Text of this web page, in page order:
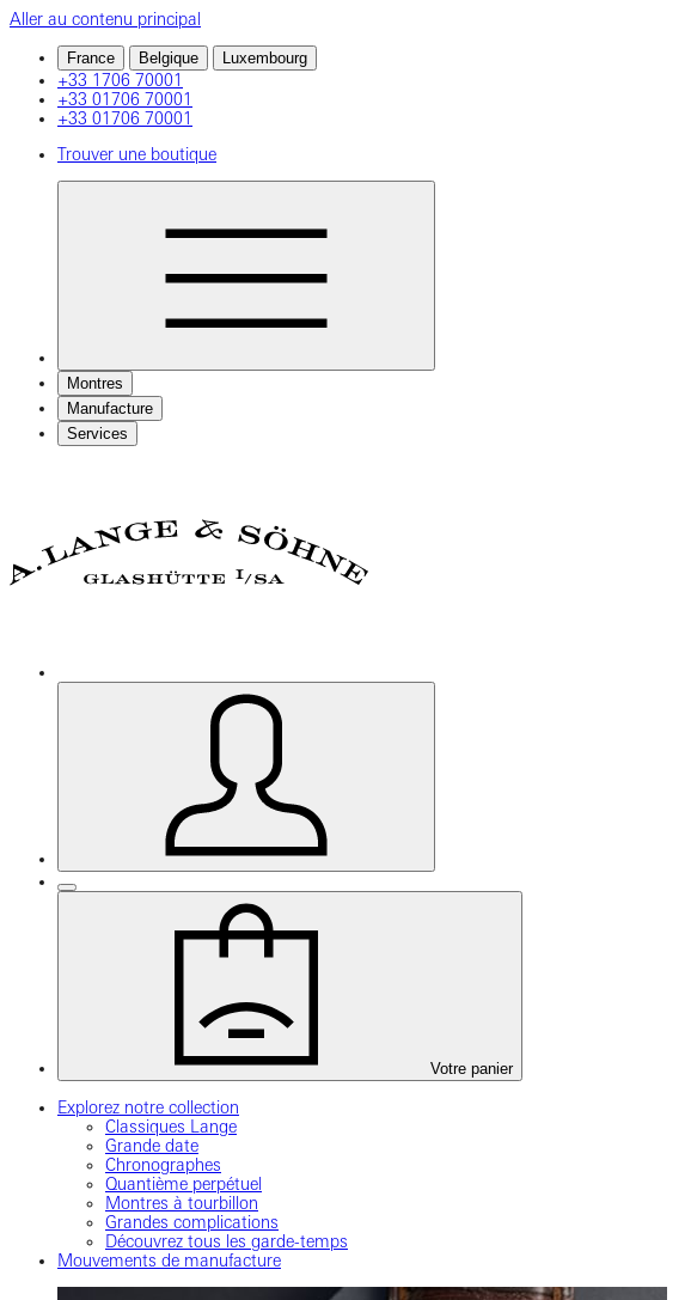
Aller au contenu principal
France Belgique Luxembourg
+33 1706 70001
+33 01706 70001
+33 01706 70001
Trouver une boutique
Montres
Manufacture
Services
Votre panier
Explorez notre collection
Classiques Lange
Grande date
Chronographes
Quantième perpétuel
Montres à tourbillon
Grandes complications
Découvrez tous les garde-temps
Mouvements de manufacture